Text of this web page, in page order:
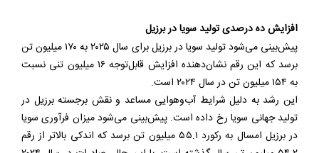
افزایش ده درصدی تولید سویا در برزیل
پیش‌بینی می‌شود تولید سویا در برزیل برای سال ۲۰۲۵ به ۱۷۰ میلیون تن
برسد که این رقم نشان‌دهنده افزایش قابل‌توجه ۱۶ میلیون تنی نسبت
به ۱۵۴ میلیون تن در سال ۲۰۲۴ است.
این رشد به دلیل شرایط آب‌وهوایی مساعد و نقش برجسته برزیل در
تولید جهانی سویا رخ داده است. پیش‌بینی می‌شود میزان فرآوری سویا
در برزیل امسال به رکورد ۵۵.۱ میلیون تن برسد که اندکی بالاتر از رقم